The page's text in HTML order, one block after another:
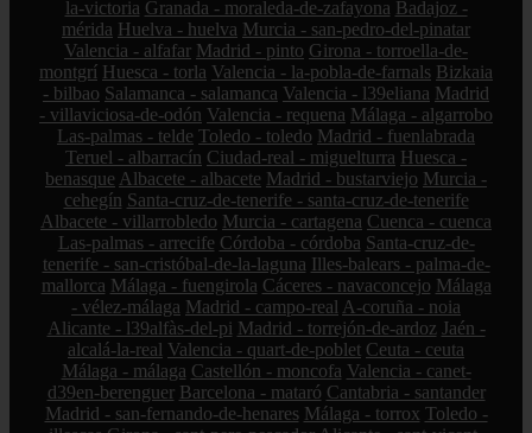
la-victoria Granada - moraleda-de-zafayona Badajoz -
mérida Huelva - huelva Murcia - san-pedro-del-pinatar
Valencia - alfafar Madrid - pinto Girona - torroella-de-
montgrí Huesca - torla Valencia - la-pobla-de-farnals Bizkaia
- bilbao Salamanca - salamanca Valencia - l39eliana Madrid
- villaviciosa-de-odón Valencia - requena Málaga - algarrobo
Las-palmas - telde Toledo - toledo Madrid - fuenlabrada
Teruel - albarracín Ciudad-real - miguelturra Huesca -
benasque Albacete - albacete Madrid - bustarviejo Murcia -
cehegín Santa-cruz-de-tenerife - santa-cruz-de-tenerife
Albacete - villarrobledo Murcia - cartagena Cuenca - cuenca
Las-palmas - arrecife Córdoba - córdoba Santa-cruz-de-
tenerife - san-cristóbal-de-la-laguna Illes-balears - palma-de-
mallorca Málaga - fuengirola Cáceres - navaconcejo Málaga
- vélez-málaga Madrid - campo-real A-coruña - noia
Alicante - l39alfàs-del-pi Madrid - torrejón-de-ardoz Jaén -
alcalá-la-real Valencia - quart-de-poblet Ceuta - ceuta
Málaga - málaga Castellón - moncofa Valencia - canet-
d39en-berenguer Barcelona - mataró Cantabria - santander
Madrid - san-fernando-de-henares Málaga - torrox Toledo -